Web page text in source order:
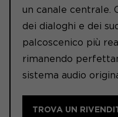
un canale centrale.
dei dialoghi e dei
palcoscenico più
rimanendo
sistema audio
TROVA UN